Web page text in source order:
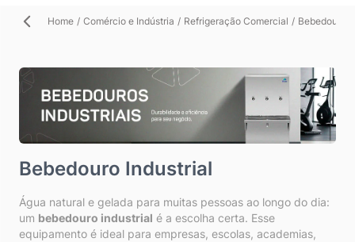
Home / Comércio e Indústria / Refrigeração Comercial / Bebedouro
Bebedouro Industrial
Água natural e gelada para muitas pessoas ao longo do dia:
um bebedouro industrial é a escolha certa. Esse
equipamento é ideal para empresas, escolas, academias,